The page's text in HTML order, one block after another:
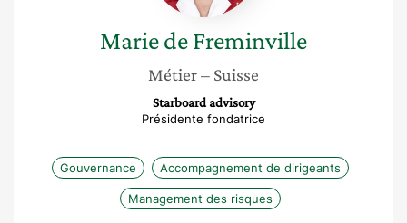
Mariede Freminville
Métier– Suisse
Starboard advisory
Présidente fondatrice
Gouvernance Accompagnement de dirigeants
Management des risques